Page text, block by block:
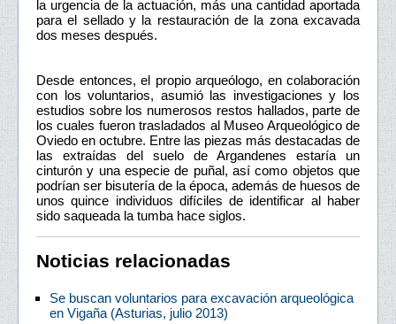
la urgencia de la actuación, más una cantidad aportada
para el sellado y la restauración de la zona excavada
dos meses después.
Desde entonces, el propio arqueólogo, en colaboración
con los voluntarios, asumió las investigaciones y los
estudios sobre los numerosos restos hallados, parte de
los cuales fueron trasladados al Museo Arqueológico de
Oviedo en octubre. Entre las piezas más destacadas de
las extraídas del suelo de Argandenes estaría un
cinturón y una especie de puñal, así como objetos que
podrían ser bisutería de la época, además de huesos de
unos quince individuos difíciles de identificar al haber
sido saqueada la tumba hace siglos.
Noticias relacionadas
Se buscan voluntarios para excavación arqueológica
en Vigaña (Asturias, julio 2013)